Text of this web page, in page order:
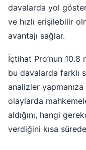
davalarda yol
ve hızlı erişilebilir
avantajı sağlar.
İçtihat Pro’nun
bu davalarda farklı
analizler
olaylarda
aldığını, hangi
verdiğini kısa